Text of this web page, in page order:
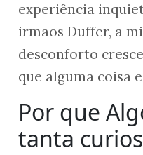
Linkedin
Twitter
experiência
irmãos Duffer, a
desconforto
que alguma coisa
Por que
tanta